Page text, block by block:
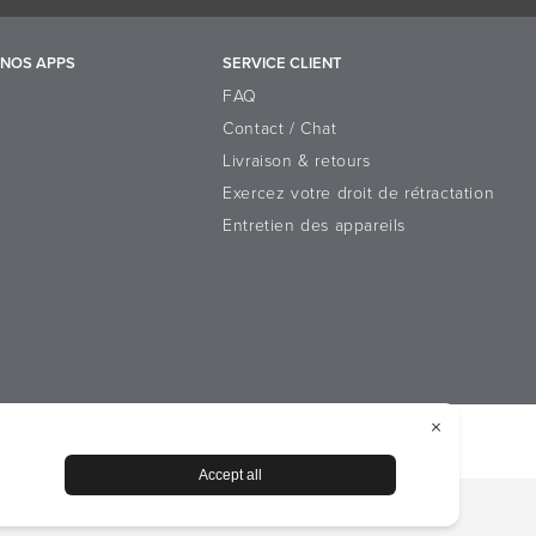
APPS SERVICE CLIENT
FAQ
Contact / Chat
Livraison & retours
Exercez votre droit de rétractation
Entretien des appareils